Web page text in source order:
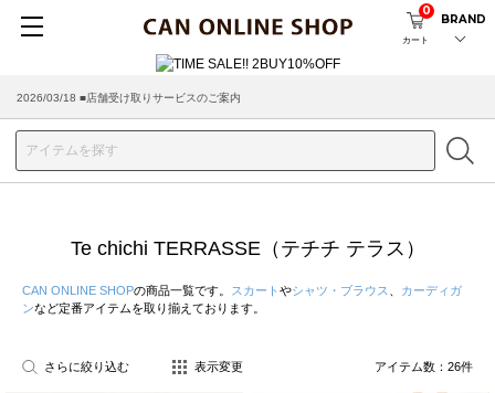
カート
0
BRAND
2026/08/04 ■8/13(木)AM2:00～サイトメンテナンス実施のお知らせ
2026/03/18 ■店舗受け取りサービスのご案内
Te chichi TERRASSE（テチチ テラス）
CAN ONLINE SHOPの商品一覧です。 スカート やシャツ・ブラウス
カーディガ
ンなど定番アイテムを取り揃えております。
さらに絞り込む 表示変更 アイテム数： 26件